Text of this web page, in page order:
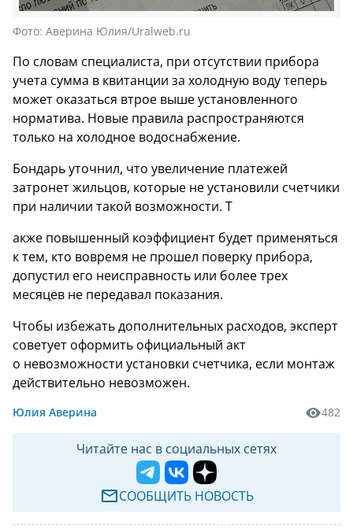
Фото: Аверина Юлия/Uralweb.ru
По словам специалиста, при отсутствии прибора
учета сумма в квитанции за холодную воду теперь
может оказаться втрое выше установленного
норматива. Новые правила распространяются
только на холодное водоснабжение.
Бондарь уточнил, что увеличение платежей
затронет жильцов, которые не установили счетчики
при наличии такой возможности. Т
акже повышенный коэффициент будет применяться
к тем, кто вовремя не прошел поверку прибора,
допустил его неисправность или более трех
месяцев не передавал показания.
Чтобы избежать дополнительных расходов, эксперт
советует оформить официальный акт
о невозможности установки счетчика, если монтаж
действительно невозможен.
Юлия Аверина 482
Читайте нас в социальных сетях
СООБЩИТЬ НОВОСТЬ